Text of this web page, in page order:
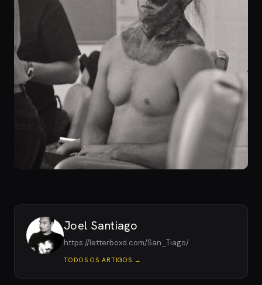
Joel Santiago
https://letterboxd.com/San_Tiago/
TODOS OS ARTIGOS →